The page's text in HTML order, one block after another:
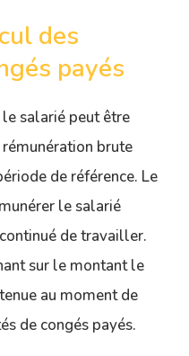
des
payés
salarié peut être
brute
de référence. Le
le salarié
de travailler.
sur le montant le
au moment de
de congés payés.